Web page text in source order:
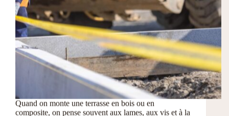
Quand on monte une terrasse en bois ou en
composite, on pense souvent aux lames, aux vis et à la